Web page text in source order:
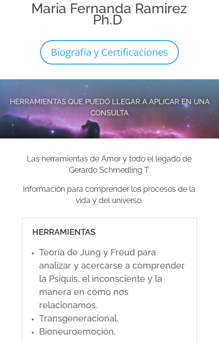
Maria Fernanda Ramirez
Ph.D
Biografía y Certificaciones
HERRAMIENTAS QUE PUEDO LLEGAR A APLICAR EN UNA
CONSULTA
Las herramientas de Amor y todo el legado de
Gerardo Schmedling T.
Información para comprender los procesos de la
vida y del universo.
HERRAMIENTAS
Teoría de Jung y Freud para
analizar y acercarse a comprender
la Psiquis, el inconsciente y la
manera en cómo nos
relacionamos.
Transgeneracional.
Bioneuroemoción.